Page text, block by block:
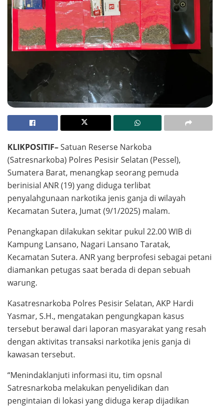
KLIKPOSITIF–Satuan Reserse Narkoba
(Satresnarkoba) Polres Pesisir Selatan (Pessel),
Sumatera Barat, menangkap seorang pemuda
berinisial ANR (19) yang diduga terlibat
penyalahgunaan narkotika jenis ganja di wilayah
Kecamatan Sutera, Jumat (9/1/2025) malam.
Penangkapan dilakukan sekitar pukul 22.00 WIB di
Kampung Lansano, Nagari Lansano Taratak,
Kecamatan Sutera. ANR yang berprofesi sebagai petani
diamankan petugas saat berada di depan sebuah
warung.
Kasatresnarkoba Polres Pesisir Selatan, AKP Hardi
Yasmar, S.H., mengatakan pengungkapan kasus
tersebut berawal dari laporan masyarakat yang resah
dengan aktivitas transaksi narkotika jenis ganja di
kawasan tersebut.
“Menindaklanjuti informasi itu, tim opsnal
Satresnarkoba melakukan penyelidikan dan
pengintaian di lokasi yang diduga kerap dijadikan